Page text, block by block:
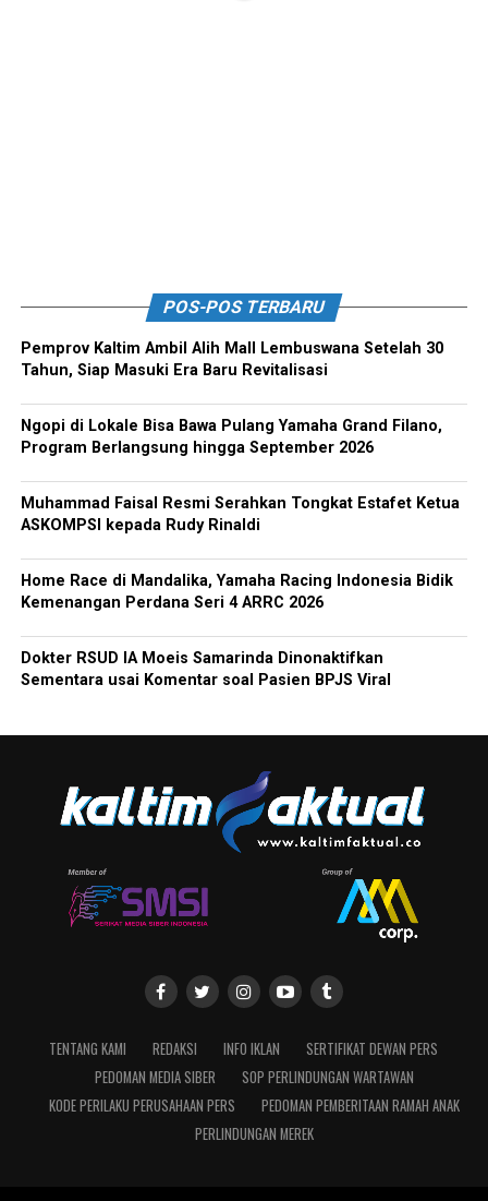
POS-POS TERBARU
Pemprov Kaltim Ambil Alih Mall Lembuswana Setelah 30
Tahun, Siap Masuki Era Baru Revitalisasi
Ngopi di Lokale Bisa Bawa Pulang Yamaha Grand Filano,
Program Berlangsung hingga September 2026
Muhammad Faisal Resmi Serahkan Tongkat Estafet Ketua
ASKOMPSI kepada Rudy Rinaldi
Home Race di Mandalika, Yamaha Racing Indonesia Bidik
Kemenangan Perdana Seri 4 ARRC 2026
Dokter RSUD IA Moeis Samarinda Dinonaktifkan
Sementara usai Komentar soal Pasien BPJS Viral
TENTANG KAMI REDAKSI INFO IKLAN
SERTIFIKAT DEWAN PERS
PEDOMAN MEDIA SIBER
SOP PERLINDUNGAN WARTAWAN
KODE PERILAKU PERUSAHAAN PERS
PEDOMAN PEMBERITAAN RAMAH ANAK
PERLINDUNGAN MEREK